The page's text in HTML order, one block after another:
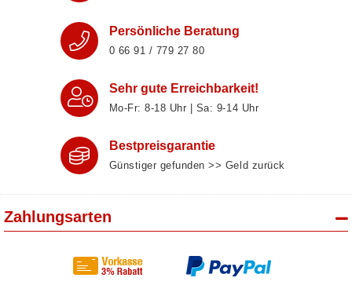
Persönliche Beratung
0 66 91 / 779 27 80
Sehr gute Erreichbarkeit!
Mo-Fr: 8‑18 Uhr | Sa: 9‑14 Uhr
Bestpreisgarantie
Günstiger gefunden >> Geld zurück
Zahlungsarten